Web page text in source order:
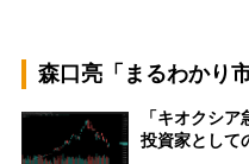
森口亮「まるわかり
「キオクシ
投資家とし